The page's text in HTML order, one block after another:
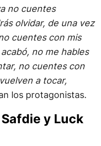
no cuentes
olvidar, de una vez
cuentes con mis
no me hables
no cuentes con
a tocar,
los protagonistas.
y Luck